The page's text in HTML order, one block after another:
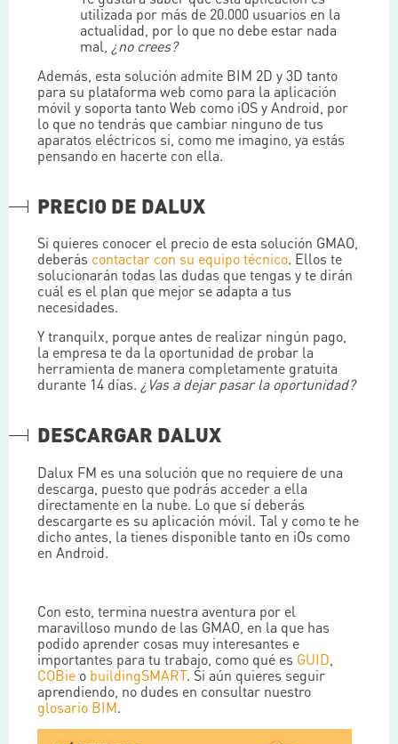
utilizada por más de 20.000 usuarios en la
actualidad, por lo que no debe estar nada
mal, ¿no crees?
Además, esta solución admite BIM 2D y 3D tanto
para su plataforma web como para la aplicación
móvil y soporta tanto Web como iOS y Android, por
lo que no tendrás que cambiar ninguno de tus
aparatos eléctricos si, como me imagino, ya estás
pensando en hacerte con ella.
PRECIO DE DALUX
Si quieres conocer el precio de esta solución GMAO,
deberás contactar con su equipo técnico. Ellos te
solucionarán todas las dudas que tengas y te dirán
cuál es el plan que mejor se adapta a tus
necesidades.
Y tranquilx, porque antes de realizar ningún pago,
la empresa te da la oportunidad de probar la
herramienta de manera completamente gratuita
durante 14 días. ¿Vas a dejar pasar la oportunidad?
DESCARGAR DALUX
Dalux FM es una solución que no requiere de una
descarga, puesto que podrás acceder a ella
directamente en la nube. Lo que sí deberás
descargarte es su aplicación móvil. Tal y como te he
dicho antes, la tienes disponible tanto en iOs como
en Android.
Con esto, termina nuestra aventura por el
maravilloso mundo de las GMAO, en la que has
podido aprender cosas muy interesantes e
importantes para tu trabajo, como qué es GUID
COBie o buildingSMART. Si aún quieres seguir
aprendiendo, no dudes en consultar nuestro
glosario BIM.